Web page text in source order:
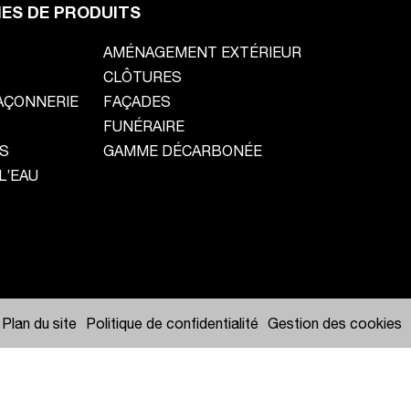
DE PRODUITS
AMÉNAGEMENT EXTÉRIEUR
CLÔTURES
FAÇADES
FUNÉRAIRE
GAMME DÉCARBONÉE
Plan du site Politique de confidentialité Gestion des cookies